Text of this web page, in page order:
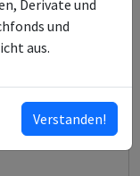
(Ireland)
Advisers
Derivate und
und
aus.
Verstanden!